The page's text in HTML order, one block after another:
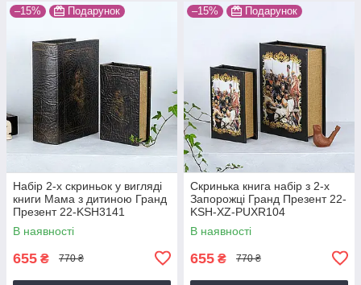
–15% Подарунок
Набір 2-х скриньок у вигляді
книги Мама з дитиною Гранд
Презент 22-KSH3141
В наявності
655 ₴ 770 ₴
–15% Подарунок
Скринька книга набір з 2-х
Запорожці Гранд Презент 22-
KSH-XZ-PUXR104
В наявності
655 ₴ 770 ₴